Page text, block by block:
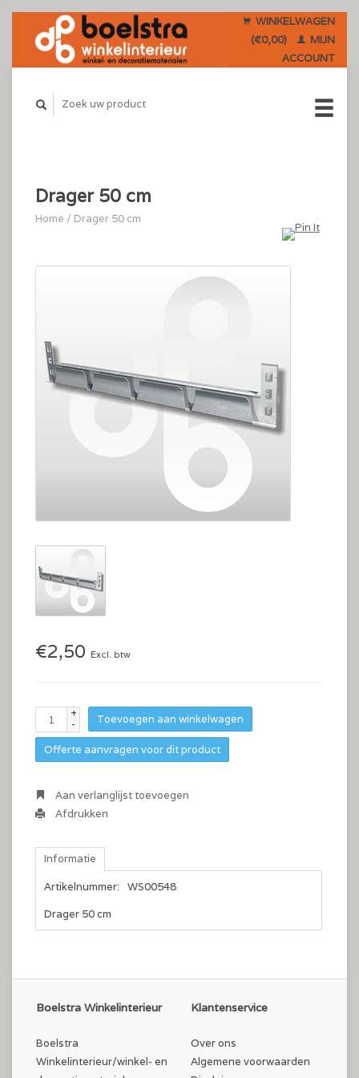
WINKELWAGEN
(€0,00)
MIJN
ACCOUNT
Drager 50 cm
Home / Drager 50 cm
€2,50 Excl. btw
+
-
Toevoegen aan winkelwagen
Offerte aanvragen voor dit product
Aan verlanglijst toevoegen
Afdrukken
Informatie
Artikelnummer:
WS00548
Drager 50 cm
Boelstra Winkelinterieur
Boelstra
Winkelinterieur/winkel- en
Klantenservice
Over ons
Algemene voorwaarden